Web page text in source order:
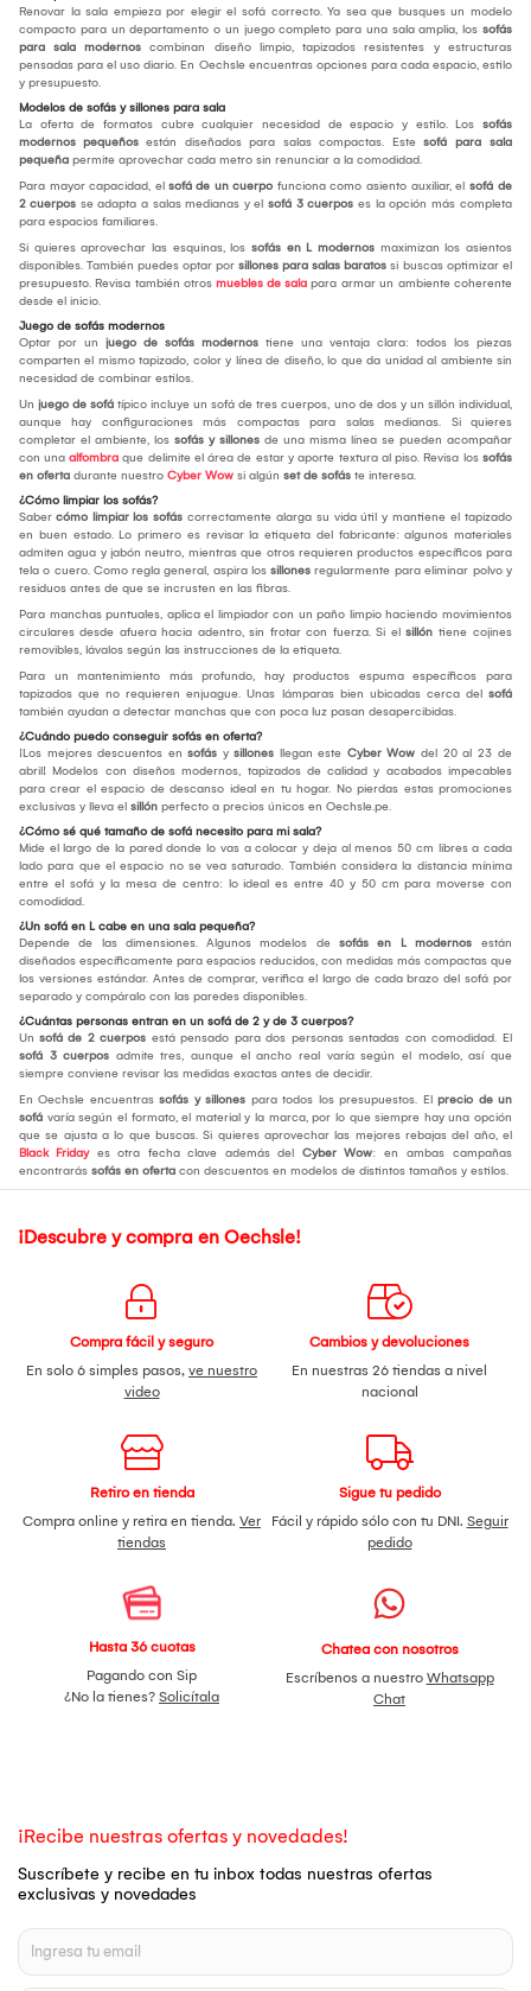
Renovar la sala empieza por elegir el sofá correcto. Ya sea que busques un modelo
compacto para un departamento o un juego completo para una sala amplia, los sofás
para sala modernos combinan diseño limpio, tapizados resistentes y estructuras
pensadas para el uso diario. En Oechsle encuentras opciones para cada espacio, estilo
y presupuesto.
Modelos de sofás y sillones para sala
La oferta de formatos cubre cualquier necesidad de espacio y estilo. Los sofás
modernos pequeños están diseñados para salas compactas. Este sofá para sala
pequeña permite aprovechar cada metro sin renunciar a la comodidad.
Para mayor capacidad, el sofá de un cuerpo funciona como asiento auxiliar, el sofá de
2 cuerpos se adapta a salas medianas y el sofá 3 cuerpos es la opción más completa
para espacios familiares.
Si quieres aprovechar las esquinas, los sofás en L modernos maximizan los asientos
disponibles. También puedes optar por sillones para salas baratos si buscas optimizar el
presupuesto. Revisa también otros muebles de sala para armar un ambiente coherente
desde el inicio.
Juego de sofás modernos
Optar por un juego de sofás modernos tiene una ventaja clara: todos los piezas
comparten el mismo tapizado, color y línea de diseño, lo que da unidad al ambiente sin
necesidad de combinar estilos.
Un juego de sofá típico incluye un sofá de tres cuerpos, uno de dos y un sillón individual,
aunque hay configuraciones más compactas para salas medianas. Si quieres
completar el ambiente, los sofás y sillones de una misma línea se pueden acompañar
con una alfombra que delimite el área de estar y aporte textura al piso. Revisa los sofás
en oferta durante nuestro Cyber Wow si algún set de sofás te interesa.
¿Cómo limpiar los sofás?
Saber cómo limpiar los sofás correctamente alarga su vida útil y mantiene el tapizado
en buen estado. Lo primero es revisar la etiqueta del fabricante: algunos materiales
admiten agua y jabón neutro, mientras que otros requieren productos específicos para
tela o cuero. Como regla general, aspira los sillones regularmente para eliminar polvo y
residuos antes de que se incrusten en las fibras.
Para manchas puntuales, aplica el limpiador con un paño limpio haciendo movimientos
circulares desde afuera hacia adentro, sin frotar con fuerza. Si el sillón tiene cojines
removibles, lávalos según las instrucciones de la etiqueta.
Para un mantenimiento más profundo, hay productos espuma específicos para
tapizados que no requieren enjuague. Unas lámparas bien ubicadas cerca del sofá
también ayudan a detectar manchas que con poca luz pasan desapercibidas.
¿Cuándo puedo conseguir sofás en oferta?
¡Los mejores descuentos en sofás y sillones llegan este Cyber Wow del 20 al 23 de
abril! Modelos con diseños modernos, tapizados de calidad y acabados impecables
para crear el espacio de descanso ideal en tu hogar. No pierdas estas promociones
exclusivas y lleva el sillón perfecto a precios únicos en Oechsle.pe.
¿Cómo sé qué tamaño de sofá necesito para mi sala?
Mide el largo de la pared donde lo vas a colocar y deja al menos 50 cm libres a cada
lado para que el espacio no se vea saturado. También considera la distancia mínima
entre el sofá y la mesa de centro: lo ideal es entre 40 y 50 cm para moverse con
comodidad.
¿Un sofá en L cabe en una sala pequeña?
Depende de las dimensiones. Algunos modelos de sofás en L modernos están
diseñados específicamente para espacios reducidos, con medidas más compactas que
los versiones estándar. Antes de comprar, verifica el largo de cada brazo del sofá por
separado y compáralo con las paredes disponibles.
¿Cuántas personas entran en un sofá de 2 y de 3 cuerpos?
Un sofá de 2 cuerpos está pensado para dos personas sentadas con comodidad. El
sofá 3 cuerpos admite tres, aunque el ancho real varía según el modelo, así que
siempre conviene revisar las medidas exactas antes de decidir.
En Oechsle encuentras sofás y sillones para todos los presupuestos. El precio de un
sofá varía según el formato, el material y la marca, por lo que siempre hay una opción
que se ajusta a lo que buscas. Si quieres aprovechar las mejores rebajas del año, el
Black Fridayes otra fecha clave además del Cyber Wow: en ambas campañas
encontrarás sofás en oferta con descuentos en modelos de distintos tamaños y estilos.
¡Descubre y compra en Oechsle!
Compra fácil y seguro
En solo 6 simples pasos, ve nuestro
video
Cambios y devoluciones
En nuestras 26 tiendas a nivel
nacional
Retiro en tienda
Compra online y retira en tienda. Ver
tiendas
Sigue tu pedido
Fácil y rápido sólo con tu DNI. Seguir
pedido
Hasta 36 cuotas
Pagando con Sip
¿No la tienes? Solicítala
Chatea con nosotros
Escríbenos a nuestro Whatsapp
Chat
¡Recibe nuestras ofertas y novedades!
Suscríbete y recibe en tu inbox todas nuestras ofertas
exclusivas y novedades